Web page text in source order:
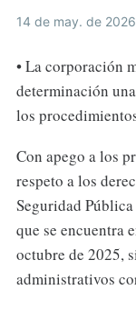
14 de may. de 2026
• La corporación
determinación
los
Con apego a los
respeto a los
Seguridad
que se encuentra
octubre de 2025,
administrativos